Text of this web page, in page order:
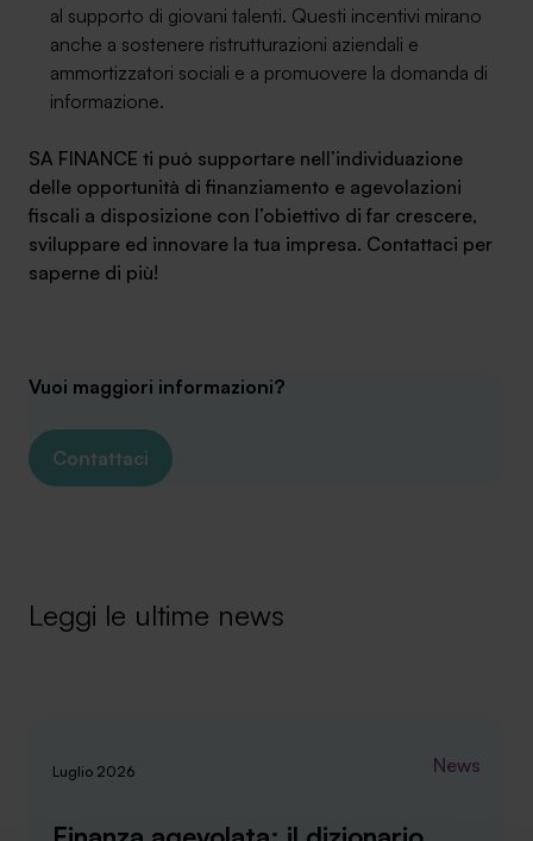
al supporto di giovani talenti. Questi incentivi mirano
anche a sostenere ristrutturazioni aziendali e
ammortizzatori sociali e a promuovere la domanda di
informazione.
SA FINANCE ti può supportare nell’individuazione
delle opportunità di finanziamento e agevolazioni
fiscali a disposizione con l’obiettivo di far crescere,
sviluppare ed innovare la tua impresa. Contattaci per
saperne di più!
Vuoi maggiori informazioni?
Contattaci
Leggi le ultime news
Luglio 2026 News